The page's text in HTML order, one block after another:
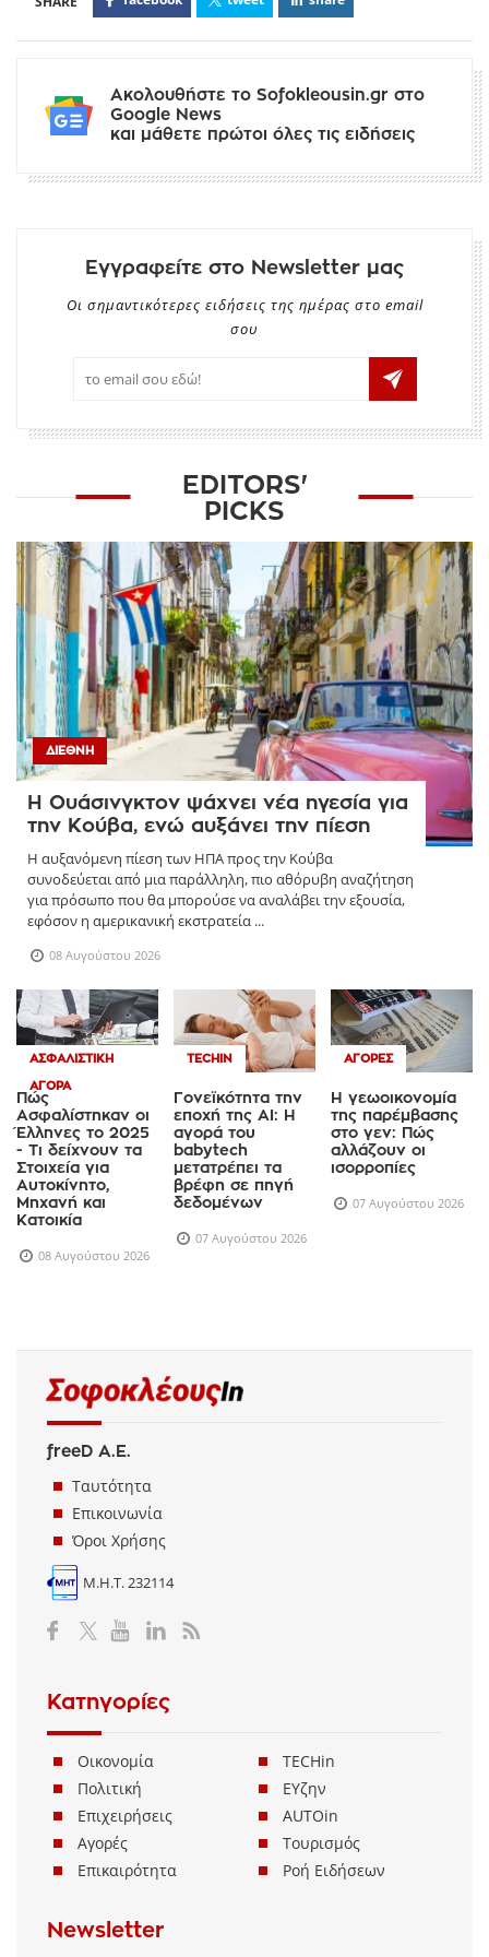
Ακολουθήστε το Sofokleousin.gr στο
Google News
και μάθετε πρώτοι όλες τις ειδήσεις
Εγγραφείτε στο Newsletter μας
Οι σημαντικότερες ειδήσεις της ημέρας στο email
σου
EDITORS'
PICKS
ΔΙΕΘΝΉ
Η Ουάσινγκτον ψάχνει νέα ηγεσία για
την Κούβα, ενώ αυξάνει την πίεση
Η αυξανόμενη πίεση των ΗΠΑ προς την Κούβα
συνοδεύεται από μια παράλληλη, πιο αθόρυβη αναζήτηση
για πρόσωπο που θα μπορούσε να αναλάβει την εξουσία,
εφόσον η αμερικανική εκστρατεία ...
08 Αυγούστου 2026
ΑΣΦΑΛΙΣΤΙΚΉ
ΑΓΟΡΆ
Πώς
Ασφαλίστηκαν οι
Έλληνες το 2025
- Τι δείχνουν τα
Στοιχεία για
Αυτοκίνητο,
Μηχανή και
Κατοικία
08 Αυγούστου 2026
TECHIN
Γονεϊκότητα την
εποχή της AI: Η
αγορά του
babytech
μετατρέπει τα
βρέφη σε πηγή
δεδομένων
07 Αυγούστου 2026
ΑΓΟΡΈΣ
Η γεωοικονομία
της παρέμβασης
στο γεν: Πώς
αλλάζουν οι
ισορροπίες
07 Αυγούστου 2026
freeD Α.Ε.
Ταυτότητα
Επικοινωνία
Όροι Χρήσης
Μ.Η.Τ. 232114
Κατηγορίες
Οικονομία
Πολιτική
Επιχειρήσεις
Αγορές
Επικαιρότητα
TECHin
ΕΥζην
AUTOin
Τουρισμός
Ροή Ειδήσεων
Newsletter